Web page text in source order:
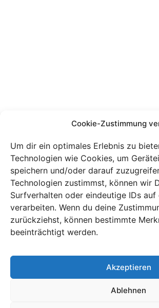
Cookie-Zustimmung
Um dir ein optimales Erlebnis zu
Technologien wie Cookies, um
speichern und/oder darauf
Technologien zustimmst, können wir
Surfverhalten oder eindeutige IDs auf
verarbeiten. Wenn du deine
zurückziehst, können bestimmte
beeinträchtigt werden.
Akzeptieren
Ablehnen